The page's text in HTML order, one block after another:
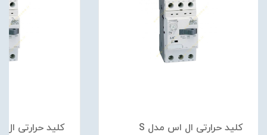
کلید حرارتی ال اس مدل S